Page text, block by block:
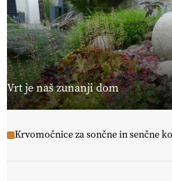
Vrt je naš zunanji dom
Krvomočnice za sončne in senčne